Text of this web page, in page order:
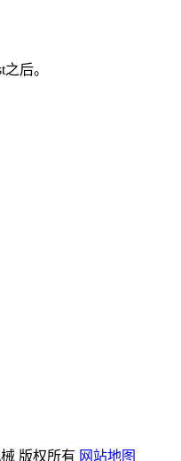
后。
版权所有 网站地图